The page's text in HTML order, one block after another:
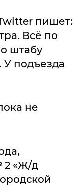
пишет:
Всё по
штабу
У подъезда
не
2 «Ж/д